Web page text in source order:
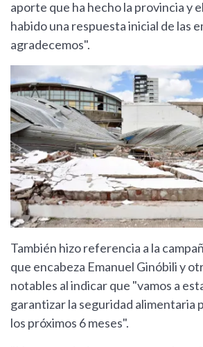
aporte que ha hecho la provincia y
habido una respuesta inicial de las
agradecemos".
También hizo referencia a la
que encabeza Emanuel Ginóbili y
notables al indicar que "vamos a
garantizar la seguridad alimentaria
los próximos 6 meses".